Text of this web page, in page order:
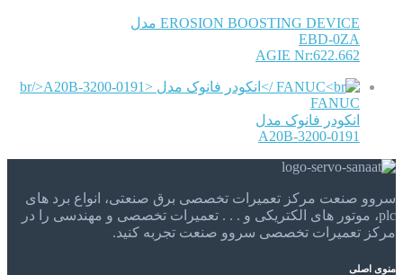
EROSION BOOSTING DEVICE مدل
EBD-0ZA
AGIE Nr:622.662
FANUC
انکودر فانوک مدل
A20B-3200-0191
سروو صنعت مرکز تعمیرات تخصصی برق صنعتی، انواع برد های
plc، موتور های الکتریکی و . . . تعمیرات تخصصی و مهندسی را در
مرکز تعمیرات تخصصی سروو صنعت تجربه کنید.
منوی اصلی